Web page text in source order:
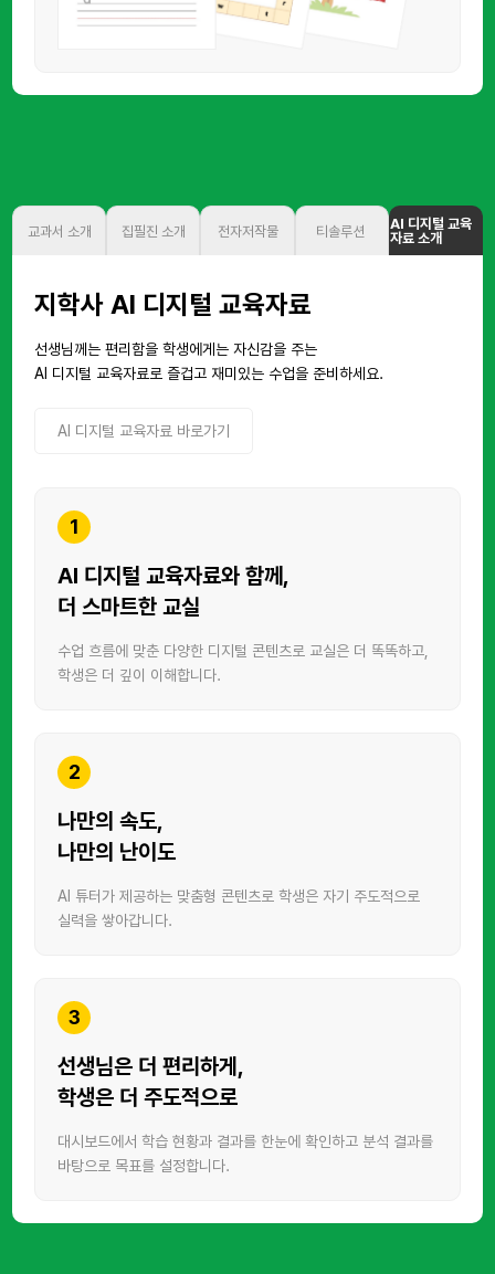
교과서 소개 집필진 소개 전자저작물 티솔루션
AI 디지털 교육
자료 소개
지학사 AI 디지털 교육자료
선생님께는 편리함을 학생에게는 자신감을 주는
AI 디지털 교육자료로 즐겁고 재미있는 수업을 준비하세요.
AI 디지털 교육자료 바로가기
1
AI 디지털 교육자료와 함께,
더 스마트한 교실
수업 흐름에 맞춘 다양한 디지털 콘텐츠로 교실은 더 똑똑하고,
학생은 더 깊이 이해합니다.
2
나만의 속도,
나만의 난이도
AI 튜터가 제공하는 맞춤형 콘텐츠로학생은 자기 주도적으로
실력을 쌓아갑니다.
3
선생님은 더 편리하게,
학생은 더 주도적으로
대시보드에서 학습 현황과 결과를 한눈에 확인하고 분석 결과를
바탕으로 목표를 설정합니다.